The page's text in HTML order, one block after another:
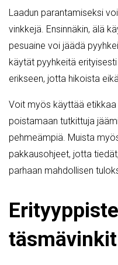
Laadun parantamiseksi
vinkkejä. Ensinnäkin, älä
pesuaine voi jäädä
käytät pyyhkeitä
erikseen, jotta hikoista
Voit myös käyttää etikkaa
poistamaan tutkittuja
pehmeämpiä. Muista
pakkausohjeet, jotta
parhaan mahdollisen
täsmävinkit